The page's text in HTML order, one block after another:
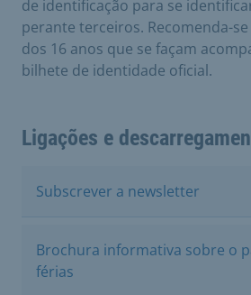
de identificação para se
perante terceiros. Recomenda-
dos 16 anos que se façam
bilhete de identidade oficial.
Ligações e
Subscrever a newsletter
Brochura informativa sobre o
férias